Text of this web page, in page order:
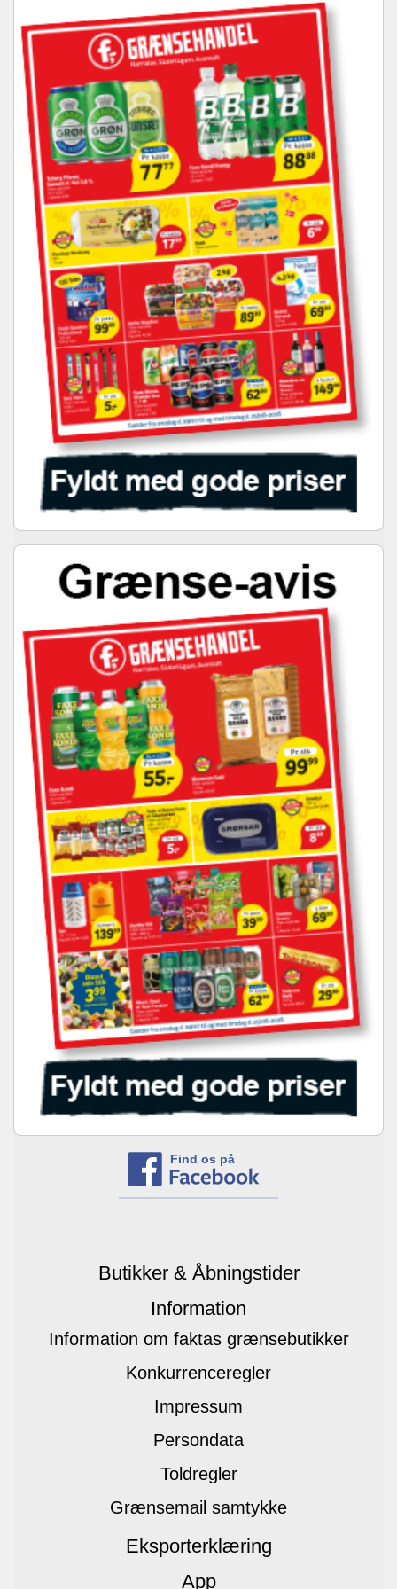
Find os på
Butikker & Åbningstider
Information
Information om faktas grænsebutikker
Konkurrenceregler
Impressum
Persondata
Toldregler
Grænsemail samtykke
Eksporterklæring
App